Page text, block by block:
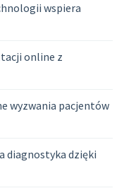
wspiera
online z
wyzwania pacjentów
diagnostyka dzięki